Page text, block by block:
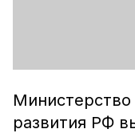
развития РФ